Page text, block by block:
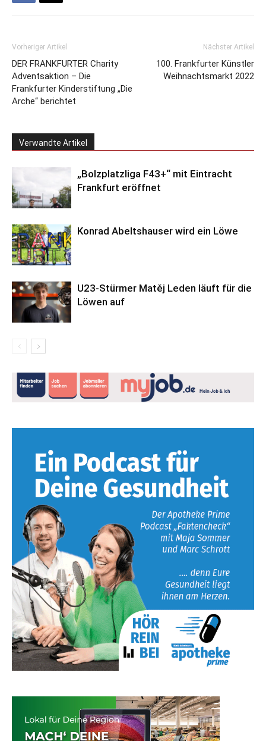
Vorheriger Artikel
DER FRANKFURTER Charity
Adventsaktion – Die
Frankfurter Kinderstiftung „Die
Arche“ berichtet
Nächster Artikel
100. Frankfurter Künstler
Weihnachtsmarkt 2022
Verwandte Artikel
„Bolzplatzliga F43+“ mit Eintracht
Frankfurt eröffnet
Konrad Abeltshauser wird ein Löwe
U23-Stürmer Matěj Leden läuft für die
Löwen auf